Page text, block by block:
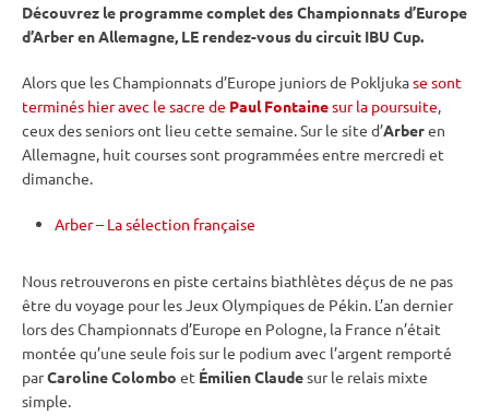
Découvrez le programme complet des Championnats d’Europe
d’Arber en Allemagne, LE rendez-vous du circuit IBU Cup.
Alors que les Championnats d’Europe juniors de Pokljukase sont
terminés hier avec le sacre de Paul Fontainesur la poursuite,
ceux des seniors ont lieu cette semaine. Sur le site d’Arberen
Allemagne, huit courses sont programmées entre mercredi et
dimanche.
Arber – La sélection française
Nous retrouverons en piste certains biathlètes déçus de ne pas
être du voyage pour lesJeux Olympiquesde Pékin. L’an dernier
lors des Championnats d’Europe en Pologne, la France n’était
montée qu’une seule fois sur le podium avec l’argent remporté
parCaroline Colombo et Émilien Claudesur le relais mixte
simple.